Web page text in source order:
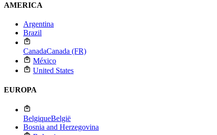
AMERICA
Argentina
Brazil
CanadaCanada (FR)
México
United States
EUROPA
BelgiqueBelgië
Bosnia and Herzegovina